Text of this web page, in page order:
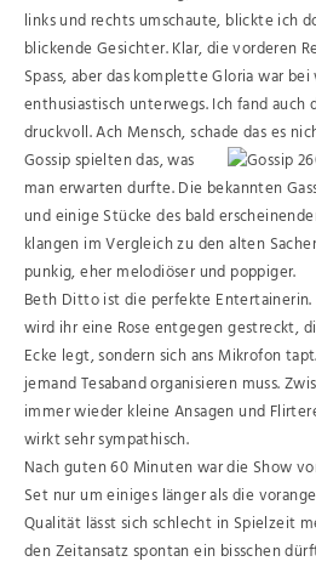
links und rechts umschaute, blickte ich
blickende Gesichter. Klar, die vorderen
Spass, aber das komplette Gloria war
enthusiastisch unterwegs. Ich fand auch
druckvoll. Ach Mensch, schade das es
Gossip spielten das, was
man erwarten durfte. Die bekannten
und einige Stücke des bald
klangen im Vergleich zu den alten
punkig, eher melodiöser und poppiger.
Beth Ditto ist die perfekte
wird ihr eine Rose entgegen gestreckt,
Ecke legt, sondern sich ans Mikrofon
jemand Tesaband organisieren muss.
immer wieder kleine Ansagen und
wirkt sehr sympathisch.
Nach guten 60 Minuten war die Show
Set nur um einiges länger als die
Qualität lässt sich schlecht in Spielzeit
den Zeitansatz spontan ein bisschen